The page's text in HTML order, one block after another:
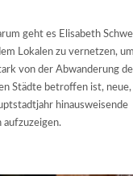
geht es Elisabeth
Lokalen zu vernetzen,
von der Abwanderung
Städte betroffen ist,
hinausweisende
aufzuzeigen.